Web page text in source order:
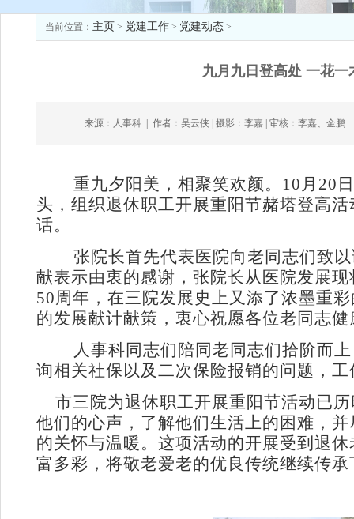
当前位置： 主页 > 党建工作> 党建动态 >
九月九日登高处 一花
来源：人事科 作者：吴云侠 | 摄影：李嘉 | 审核：李嘉、金鹏
重九夕阳美，相聚笑欢颜。
10月20
头，组织退休职工开展重阳节赭塔登高
话。
张院长首先代表医院向老同志们致
献表示由衷的感谢，张院长从医院发展
50周年，在三院发展史上又添了浓墨重
的发展献计献策，衷心祝愿各位老同志
人事科同志们陪同老同志们拾阶而
询相关社保以及二次保险报销的问题，
市三院为退休职工开展重阳节活动已
他们的心声，了解他们生活上的困难，
的关怀与温暖。这项活动的开展受到退
富多彩，将敬老爱老的优良传统继续传承